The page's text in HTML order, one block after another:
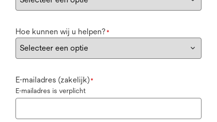
Hoe kunnen wij u helpen? *
E-mailadres (zakelijk)*
E-mailadres is verplicht